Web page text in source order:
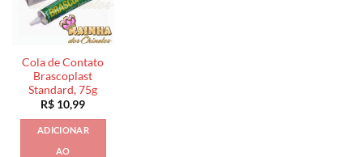
Cola de Contato
Brascoplast
Standard, 75g
R$ 10,99
ADICIONAR
AO